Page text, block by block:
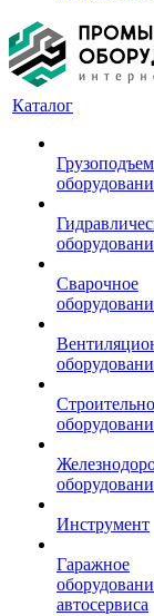
Каталог
Сварочное
Инструмент
Гаражное
автосервиса